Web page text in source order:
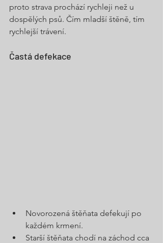
proto strava prochází rychleji než u
dospělých psů. Čím mladší štěně, tím
rychlejší trávení.
Častá defekace
Novorozená štěňata defekují po
každém krmení.
Starší štěňata chodí na záchod cca